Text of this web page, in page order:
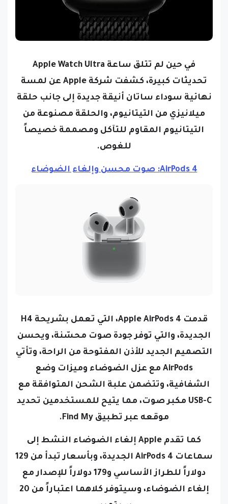
في حين لم تتلق ساعة Apple Watch Ultra
تحديثات كبيرة، كشفت شركة Apple عن لمسة
نهائية سوداء ساتان أنيقة جديدة إلى جانب حلقة
ميلانيزي من التيتانيوم، والحلقة مصنوعة من
التيتانيوم المقاوم للتآكل ومصممة خصيصاً
للغوص.
AirPods 4: صوت محسن وإلغاء الضوضاء
قدمت Apple AirPods 4، التي تعمل بشريحة H4
الجديدة، والتي توفر جودة صوت محسّنة، ويحسن
التصميم الجديد للأذن المفتوحة من الراحة، وتأتي
AirPods مع عزل الضوضاء وميزات وضع
الشفافية، وتتضمن علبة الشحن المتوافقة مع
USB-C مكبر صوت، مما يتيح للمستخدمين تحديد
موقعه عبر تطبيق Find My.
كما تقدم Apple إلغاء الضوضاء النشط إلى
سماعات AirPods 4 الجديدة، وبأسعار تبدأ من 129
دولاراً للطراز الأساسي و179 دولاراً للإصدار مع
إلغاء الضوضاء، وسيتوفر كلاهما اعتباراً من 20